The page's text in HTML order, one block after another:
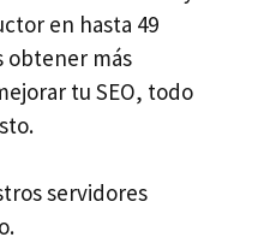
en hasta 49
obtener más
tu SEO, todo
servidores